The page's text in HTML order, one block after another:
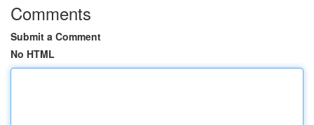
Comments
Submit a Comment
No HTML